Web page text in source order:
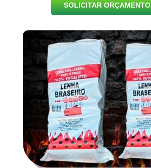
SOLICITAR ORÇAMENTO